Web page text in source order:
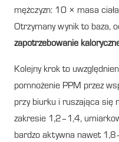
mężczyzn: 10 × masa
Otrzymany wynik to baza,
zapotrzebowanie
Kolejny krok to
pomnożenie PPM przez
przy biurku i ruszająca się
zakresie 1,2–1,4,
bardzo aktywna nawet